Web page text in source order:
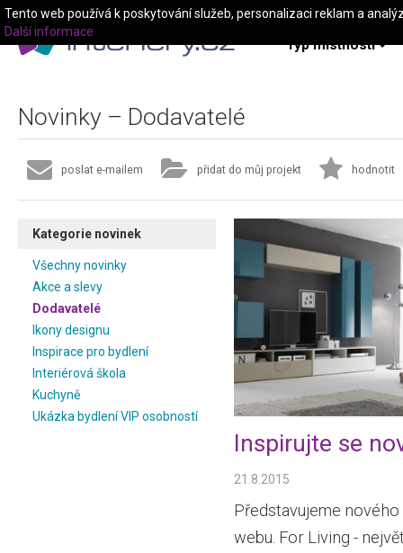
Typ místnosti
Novinky – Dodavatelé
poslat e-mailem přidat do můj projekt hodnotit
Kategorie novinek
Všechny novinky
Akce a slevy
Dodavatelé
Ikony designu
Inspirace pro bydlení
Interiérová škola
Kuchyně
Ukázka bydlení VIP osobností
Inspirujte se
21.8.2015
Představujeme
webu. For Living -
Tento web používá k poskytování služeb, personalizaci reklam a
Další informace